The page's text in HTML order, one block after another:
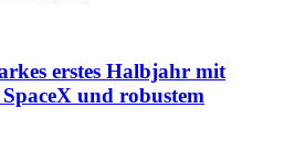
erstes Halbjahr mit
und robustem